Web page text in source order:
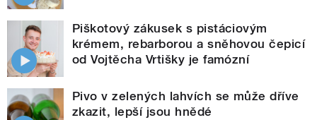
Piškotový zákusek s pistáciovým
krémem, rebarborou a sněhovou čepicí
od Vojtěcha Vrtišky je famózní
Pivo v zelených lahvích se může dříve
zkazit, lepší jsou hnědé